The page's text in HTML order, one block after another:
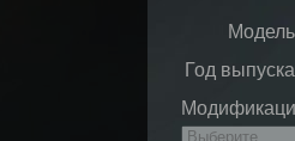
Модель
Год выпуска